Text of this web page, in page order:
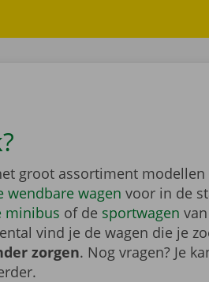
groot assortiment modellen
wendbare wagen voor in de
minibus of de sportwagen
vind je de wagen die je
zorgen. Nog vragen? Je